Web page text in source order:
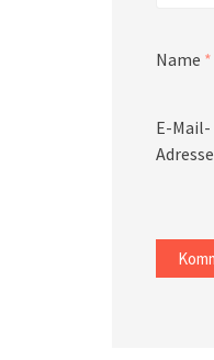
Name *
E-Mail-
Adresse